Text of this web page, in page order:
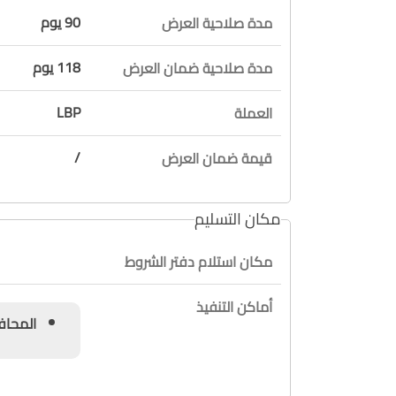
مدة صلاحية العرض
90 يوم
مدة صلاحية ضمان العرض
118 يوم
العملة
LBP
قيمة ضمان العرض
/
مكان التسليم
مكان استلام دفتر الشروط
أماكن التنفيذ